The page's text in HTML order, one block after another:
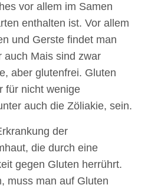
vor allem im Samen
enthalten ist. Vor allem
und Gerste findet man
auch Mais sind zwar
aber glutenfrei. Gluten
für nicht wenige
auch die Zöliakie, sein.
der
die durch eine
gegen Gluten herrührt.
muss man auf Gluten